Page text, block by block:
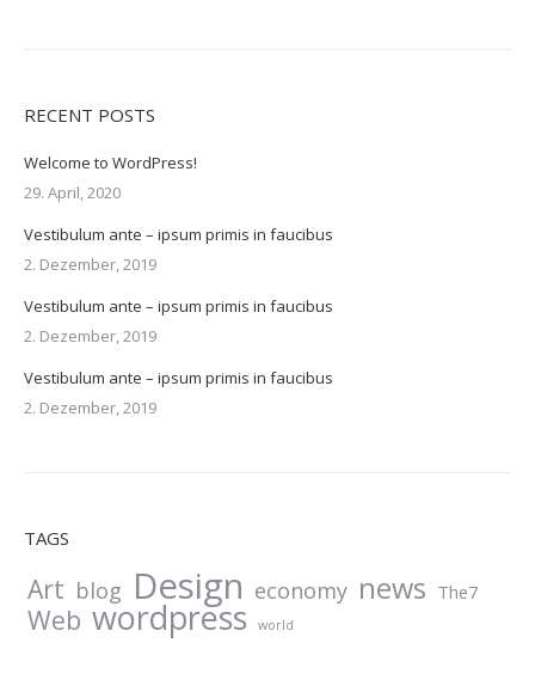
RECENT POSTS
Welcome to WordPress!
29. April, 2020
Vestibulum ante – ipsum primis in faucibus
2. Dezember, 2019
Vestibulum ante – ipsum primis in faucibus
2. Dezember, 2019
Vestibulum ante – ipsum primis in faucibus
2. Dezember, 2019
TAGS
Art blog Design economy news The7
Web wordpress world